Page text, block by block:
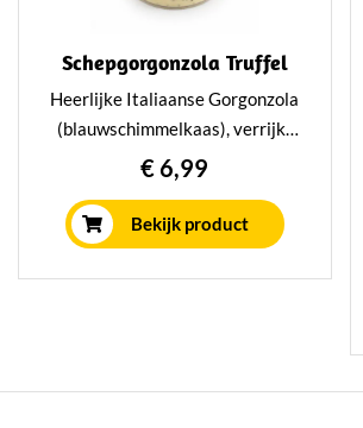
Schepgorgonzola Truffel
Heerlijke Italiaanse Gorgonzola
(blauwschimmelkaas), verrijkt
met truffel waardoor hij super
koken maar ook erg lekker op
een broodje, toastje of een
cracker. Verpakt per bakje van
€ 6,99
Bekijk product